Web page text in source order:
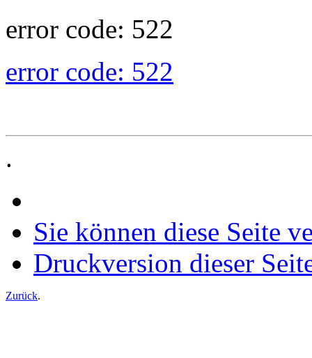
error code: 522
error code: 522
.
Sie können diese Seite
Druckversion dieser
Zurück.